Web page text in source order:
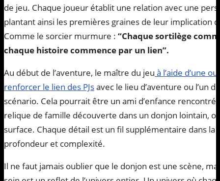
de jeu. Chaque joueur établit une relation avec une
plantant ainsi les premières graines de leur implication
Comme le sorcier murmure : “Chaque sortilège
chaque histoire commence par un lien”.
Au début de l’aventure, le maître du jeu à l’aide d’une
renforcer le lien des PJsavec le lieu d’aventure ou l’un
scénario. Cela pourrait être un ami d’enfance
relique de famille découverte dans un donjon lointain,
surface. Chaque détail est un fil supplémentaire dans la
profondeur et complexité.
Il ne faut jamais oublier que le donjon est une scène,